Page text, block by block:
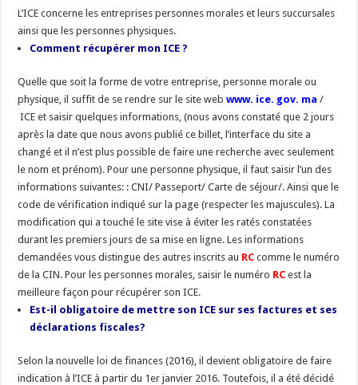
L’ICE concerne les entreprises personnes morales et leurs succursales
ainsi que les personnes physiques.
Comment récupérer mon ICE ?
Quelle que soit la forme de votre entreprise, personne morale ou
physique, il suffit de se rendre sur le site webwww. ice. gov. ma /
ICE et saisir quelques informations, (nous avons constaté que 2 jours
après la date que nous avons publié ce billet, l’interface du site a
changé et il n’est plus possible de faire une recherche avec seulement
le nom et prénom). Pour une personne physique, il faut saisir l’un des
informations suivantes: : CNI/ Passeport/ Carte de séjour/. Ainsi que le
code de vérification indiqué sur la page (respecter les majuscules). La
modification qui a touché le site vise à éviter les ratés constatées
durant les premiers jours de sa mise en ligne. Les informations
demandées vous distingue des autres inscrits au RC comme le numéro
de la CIN. Pour les personnes morales, saisir le numéro RC est la
meilleure façon pour récupérer son ICE.
Est-il obligatoire de mettre son ICE sur ses factures et ses
déclarations fiscales?
Selon la nouvelle loi de finances (2016), il devient obligatoire de faire
indication à l’ICE à partir du 1er janvier 2016. Toutefois, il a été décidé